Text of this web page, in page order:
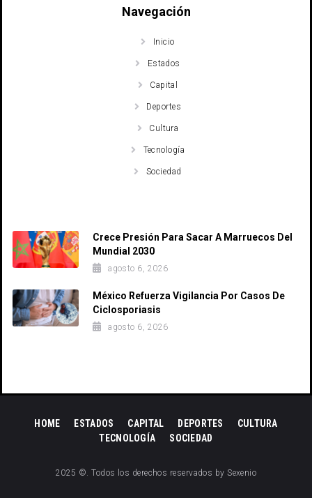
Navegación
Inicio
Estados
Capital
Deportes
Cultura
Tecnología
Sociedad
Crece Presión Para Sacar A Marruecos Del
Mundial 2030
agosto 6, 2026
México Refuerza Vigilancia Por Casos De
Ciclosporiasis
agosto 6, 2026
HOME ESTADOS CAPITAL DEPORTES
CULTURA
TECNOLOGÍA
SOCIEDAD
2025 ©. Todos los derechos reservados by Sexenio